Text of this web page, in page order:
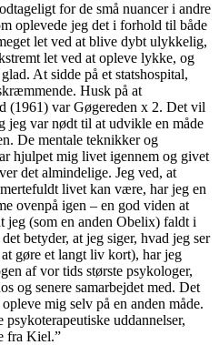
for de små nuancer i andre
oplevede jeg det i forhold til både
let ved at blive dybt ulykkelig,
let ved at opleve lykke, og
At sidde på et statshospital,
Husk på at
(1961) var Gøgereden x 2. Det vil
jeg var nødt til at udvikle en måde
De mentale teknikker og
hjulpet mig livet igennem og givet
det almindelige. Jeg ved, at
livet kan være, har jeg en
ovenpå igen – en god viden at
jeg (som en anden Obelix) faldt i
betyder, at jeg siger, hvad jeg ser
gøre et langt liv kort), har jeg
af vor tids største psykologer,
og senere samarbejdet med. Det
mig selv på en anden måde.
uddannelser,
fra Kiel.”